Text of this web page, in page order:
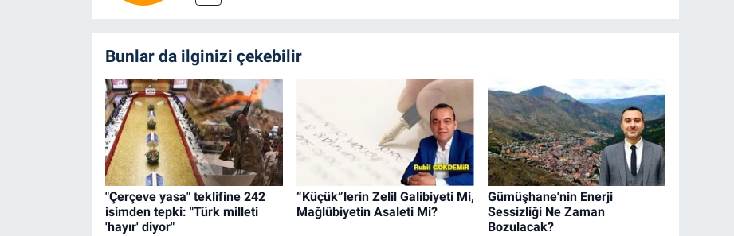
Bunlar da ilginizi çekebilir
"Çerçeve yasa" teklifine 242
isimden tepki: "Türk milleti
'hayır' diyor"
“Küçük”lerin Zelil Galibiyeti Mi,
Mağlûbiyetin Asaleti Mi?
Gümüşhane'nin Enerji
Sessizliği Ne Zaman
Bozulacak?